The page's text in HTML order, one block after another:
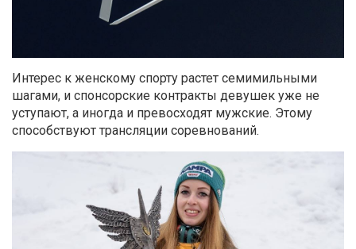
Интерес к женскому спорту растет семимильными
шагами, и спонсорские контракты девушек уже не
уступают, а иногда и превосходят мужские. Этому
способствуют трансляции соревнований.